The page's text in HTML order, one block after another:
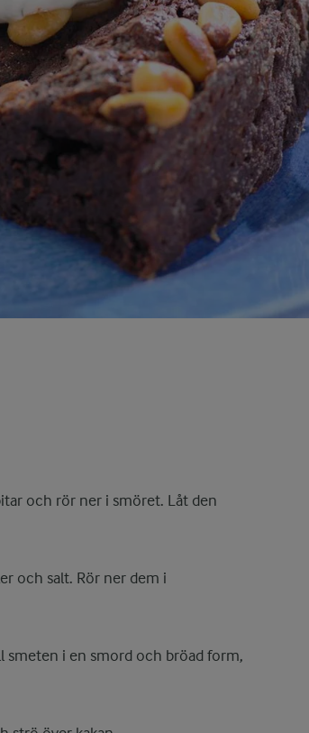
och rör ner i smöret. Låt den
och salt. Rör ner dem i
smeten i en smord och bröad form,